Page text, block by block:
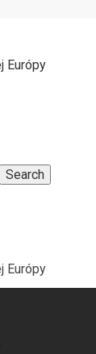
Európy
Európy